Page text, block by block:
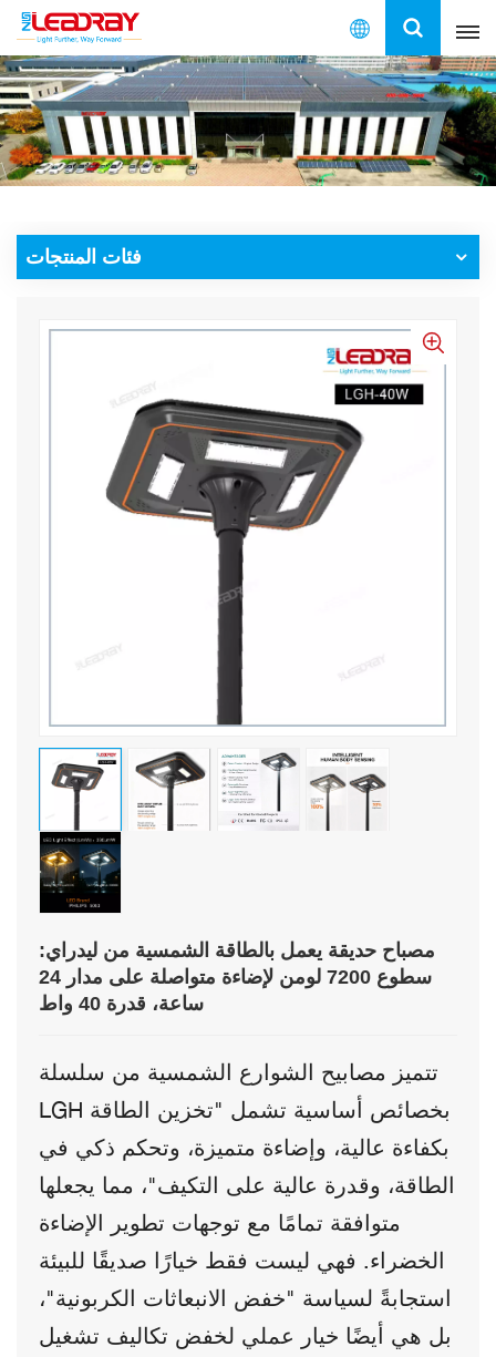
العربية
English
français
español
فئات المنتجات
مصباح حديقة يعمل بالطاقة الشمسية من ليدراي:
سطوع 7200 لومن لإضاءة متواصلة على مدار 24
ساعة، قدرة 40 واط
تتميز مصابيح الشوارع الشمسية من سلسلة
LGH بخصائص أساسية تشمل "تخزين الطاقة
بكفاءة عالية، وإضاءة متميزة، وتحكم ذكي في
الطاقة، وقدرة عالية على التكيف"، مما يجعلها
متوافقة تمامًا مع توجهات تطوير الإضاءة
الخضراء. فهي ليست فقط خيارًا صديقًا للبيئة
استجابةً لسياسة "خفض الانبعاثات الكربونية"،
بل هي أيضًا خيار عملي لخفض تكاليف تشغيل